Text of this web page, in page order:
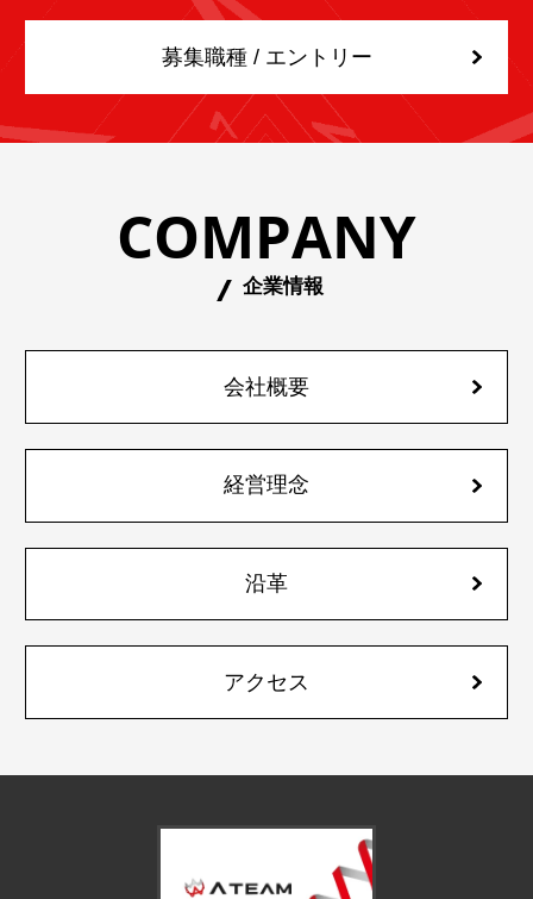
募集職種 / エントリー
COMPANY
企業情報
会社概要
経営理念
沿革
アクセス